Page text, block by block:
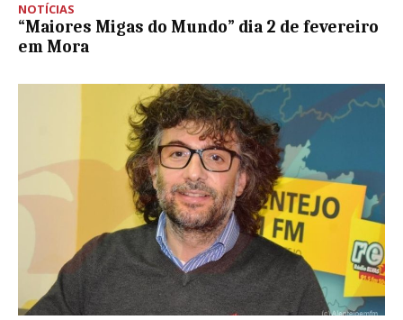
NOTÍCIAS
“Maiores Migas do Mundo” dia 2 de fevereiro
em Mora